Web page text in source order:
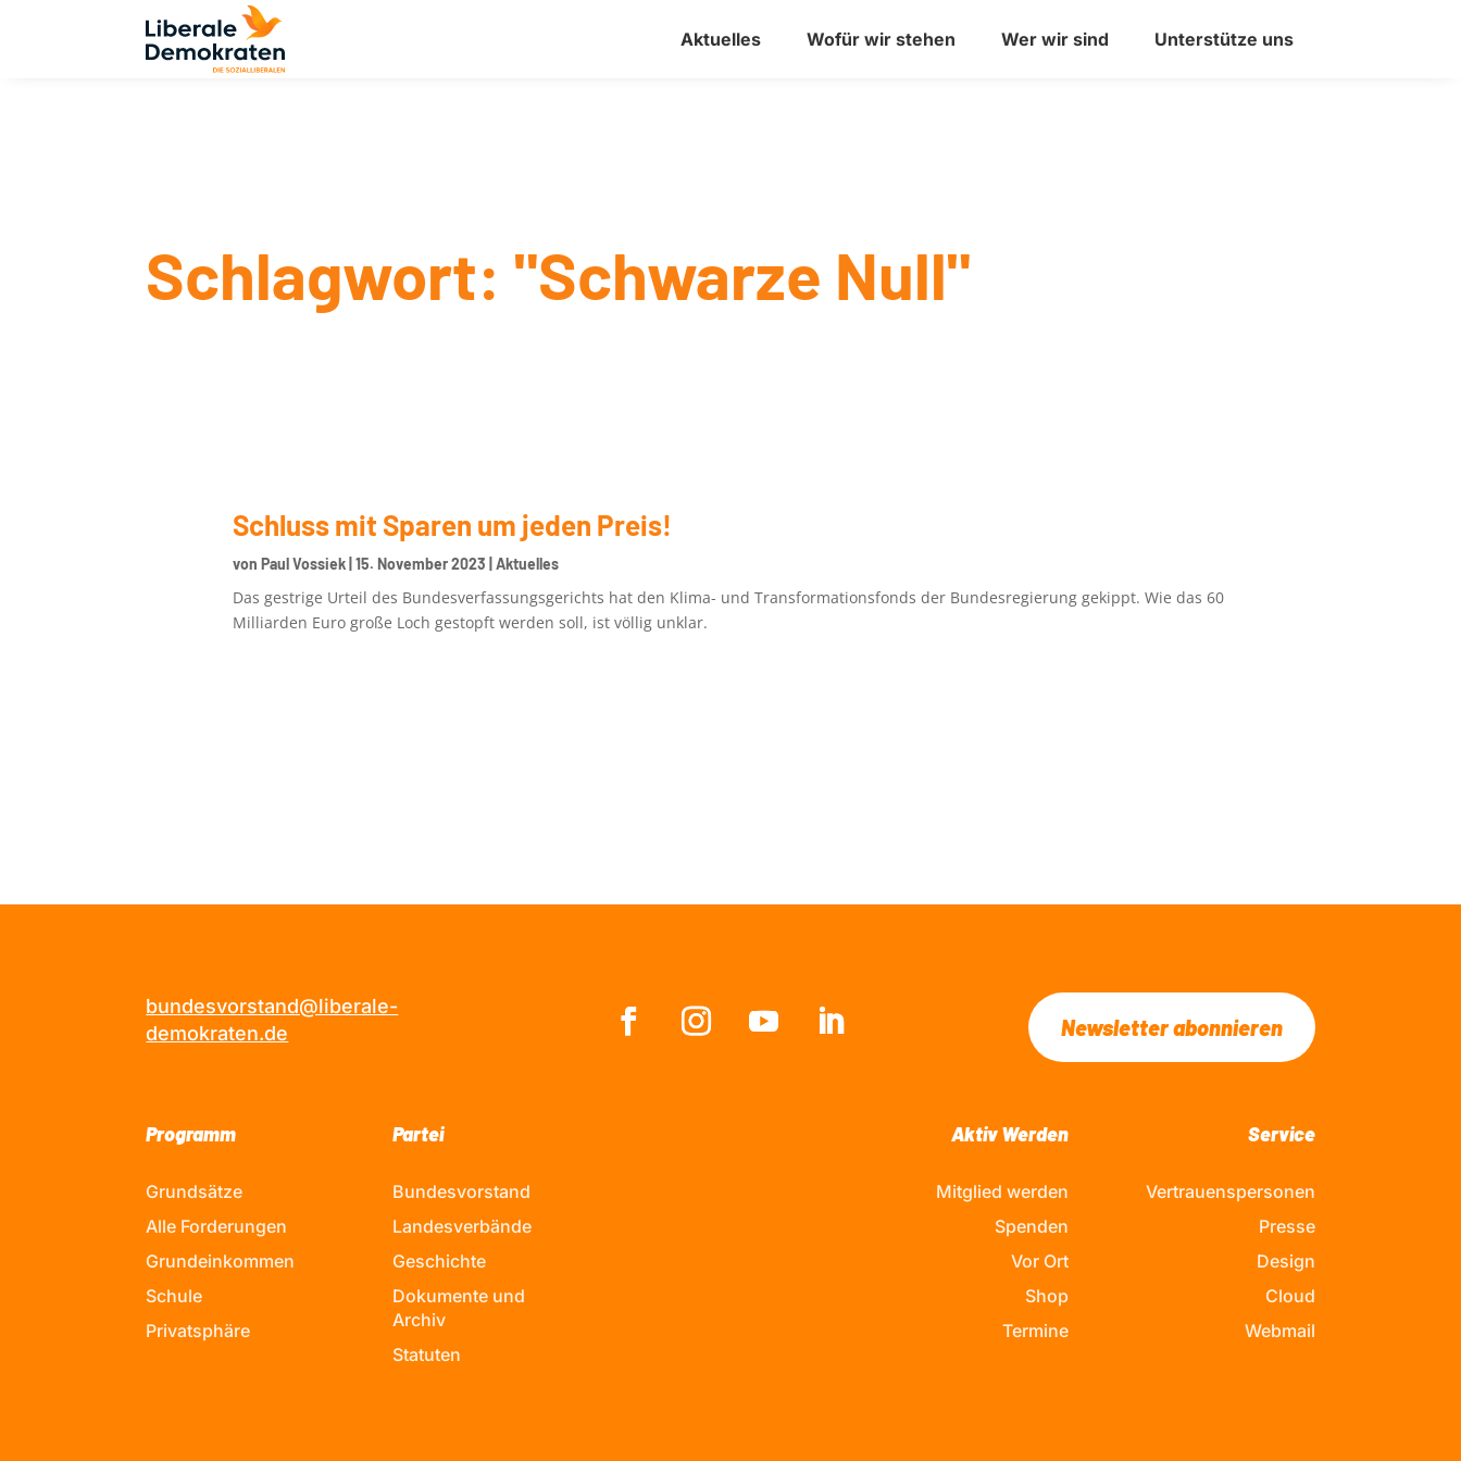
Aktuelles Wofür wir stehen Wer wir sind Unterstütze uns
Schlagwort: "Schwarze Null"
Schluss mit Sparen um jeden Preis!
vonPaul Vossiek |15. November 2023 |Aktuelles
Das gestrige Urteil des Bundesverfassungsgerichts hat den Klima- und Transformationsfonds der Bundesregierung gekippt. Wie das 60
Milliarden Euro große Loch gestopft werden soll, ist völlig unklar.⁠
bundesvorstand@liberale-
demokraten.de
Newsletter abonnieren
Programm
Grundsätze
Alle Forderungen
Grundeinkommen
Schule
Privatsphäre
Partei
Bundesvorstand
Landesverbände
Geschichte
Dokumente und
Archiv
Statuten
Aktiv Werden
Mitglied werden
Spenden
Vor Ort
Shop
Termine
Service
Vertrauenspersonen
Presse
Design
Cloud
Webmail